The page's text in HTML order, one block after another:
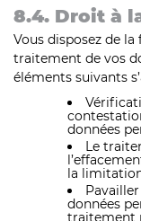
8.4. Droit à
Vous disposez de
traitement de vos
éléments suivants
données
Le
la
données
traitement